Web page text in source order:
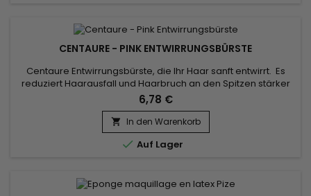
CENTAURE - PINK ENTWIRRUNGSBÜRSTE
Centaure Entwirrungsbürste, die Ihr Haar sanft entwirrt. Es
reduziert Haarausfall und Haarbruch an den Spitzen stärker
als eine herkömmliche Bürste. Es ist mit weichen Borsten
ausgestattet, die Ihr Haar beim Entwirren schützen und ein
seidiges und gesundes Ergebnis garantieren. Für alle
Haartypen geeignet.
6,78 €
 In den Warenkorb
 Auf Lager